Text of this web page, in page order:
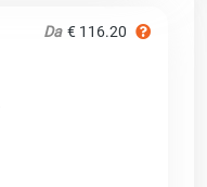
Da € 116.20